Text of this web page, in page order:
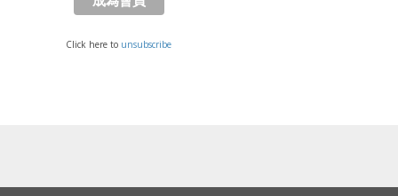
Click here to unsubscribe